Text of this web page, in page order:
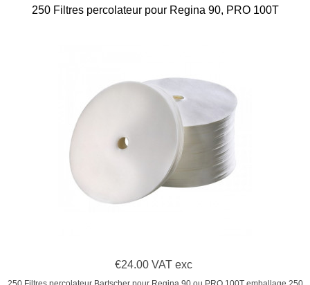
250 Filtres percolateur pour Regina 90, PRO 100T
€24.00 VAT exc